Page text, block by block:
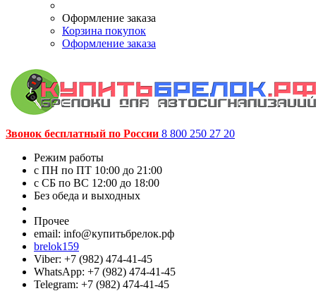
Оформление заказа
Корзина покупок
Оформление заказа
Звонок бесплатный по России 8 800 250 27 20
Режим работы
c ПН по ПТ 10:00 до 21:00
c СБ по ВС 12:00 до 18:00
Без обеда и выходных
Прочее
email: info@купитьбрелок.рф
brelok159
Viber: +7 (982) 474-41-45
WhatsApp: +7 (982) 474-41-45
Telegram: +7 (982) 474-41-45